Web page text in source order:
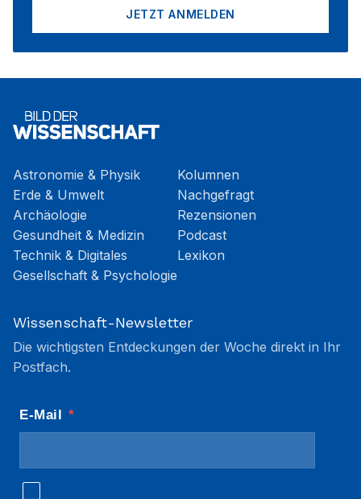
JETZT ANMELDEN
Astronomie & Physik
Erde & Umwelt
Archäologie
Gesundheit & Medizin
Technik & Digitales
Gesellschaft & Psychologie
Kolumnen
Nachgefragt
Rezensionen
Podcast
Lexikon
Wissenschaft-Newsletter
Die wichtigsten Entdeckungen der Woche direkt in Ihr
Postfach.